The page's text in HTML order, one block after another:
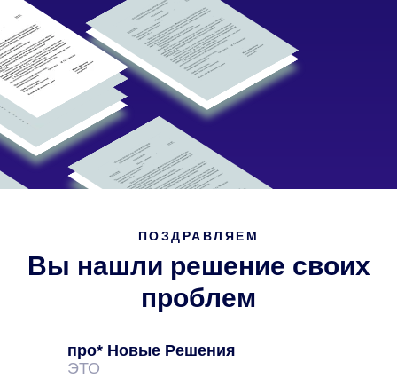
ПОЗДРАВЛЯЕМ
Вы нашли решение своих
проблем
про* Новые Решения
ЭТО